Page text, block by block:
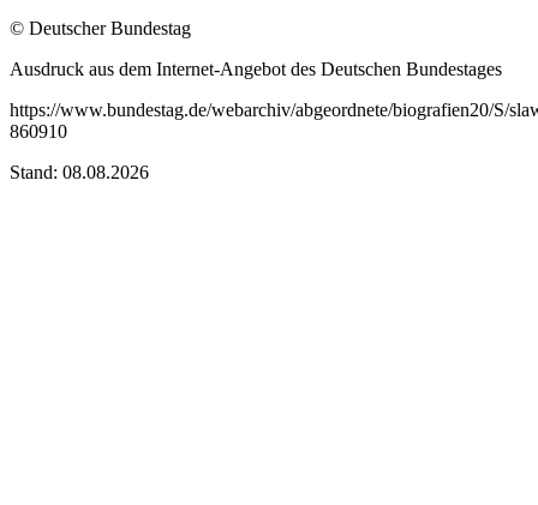
© Deutscher Bundestag
Ausdruck aus dem Internet-Angebot des Deutschen Bundestages
https://www.bundestag.de/webarchiv/abgeordnete/biografien20/S/
860910
Stand: 08.08.2026